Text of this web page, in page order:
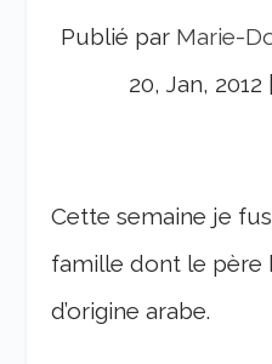
Publié par Marie-
20, Jan, 2012
Cette semaine je
famille dont le père
d’origine arabe.